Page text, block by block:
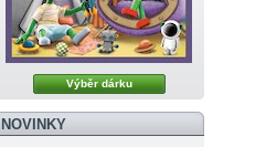
Výběr dárku
NOVINKY